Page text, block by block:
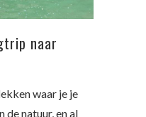
naar
waar je je
natuur, en al